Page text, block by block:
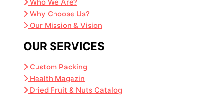
Who We Are?
Why Choose Us?
Our Mission & Vision
OUR SERVICES
Custom Packing
Health Magazin
Dried Fruit & Nuts Catalog